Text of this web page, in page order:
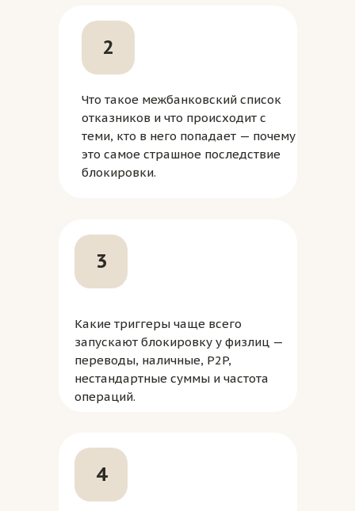
2
Что такое межбанковский список
отказников и что происходит с
теми, кто в него попадает — почему
это самое страшное последствие
блокировки.
3
Какие триггеры чаще всего
запускают блокировку у физлиц —
переводы, наличные, P2P,
нестандартные суммы и частота
операций.
4